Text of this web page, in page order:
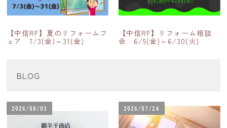
【中信RF】夏のリフォームフ
ェア 7/3(金)～31(金)
【中信RF】リフォーム相談
会 6/5(金)～6/30(火)
BLOG
2026/08/03 2026/07/24